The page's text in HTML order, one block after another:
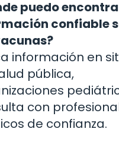
puedo
confiable
información en
pública,
con
de confianza.